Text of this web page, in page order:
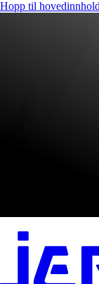
Hopp til hovedinnhold